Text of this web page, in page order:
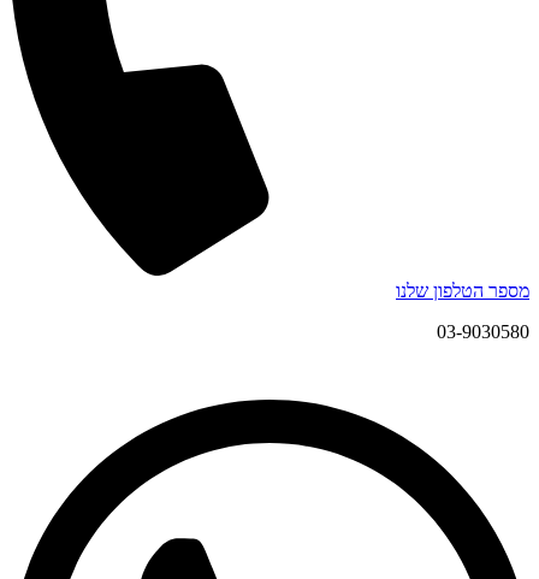
מספר הטלפון שלנו
03-9030580